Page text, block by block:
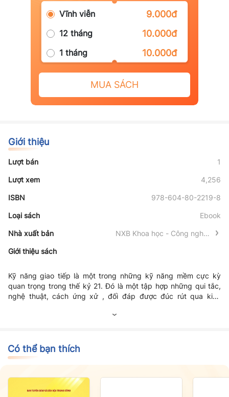
Vĩnh viễn 9.000đ
12 tháng 10.000đ
1 tháng 10.000đ
MUA SÁCH
Giới thiệu
Lượt bán 1
Lượt xem 4,256
ISBN 978-604-80-2219-8
Loại sách Ebook
Nhà xuất bản
NXB Khoa học - Công nghệ -
Giới thiệu sách
Kỹ năng giao tiếp là một trong những kỹ năng mềm cực kỳ
quan trọng trong thế kỷ 21. Đó là một tập hợp những qui tắc,
nghệ thuật, cách ứng xử , đối đáp được đúc rút qua kinh
thuyết phục hơn khi áp dụng thuần thục kỹ năng giao tiếp.
ý kiến cho rằng: Hạn chế lớn nhất của hầu hết sinh viên chủ
yếu trên các mặt thuộc về kỹ năng mềm, mà đặc biệt là kỹ
năng giao tiếp. Tuy nhiên, vấn đề đặt ra lựa chọn kỹ năng giao
tiếp như thế nào cho phù hợp với sinh viên bậc giáo dục cao
đẳng và đại học để đảm bảo phù hợp với mục tiêu giáo dục
Có thể bạn thích